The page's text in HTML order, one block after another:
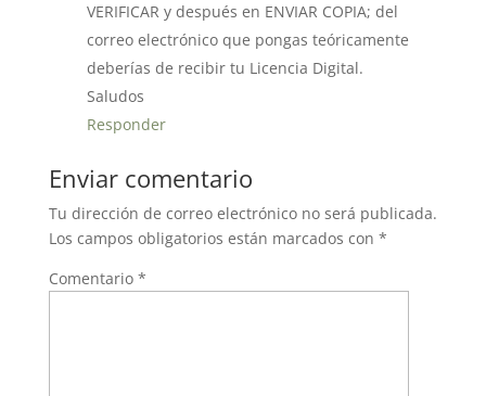
VERIFICAR y después en ENVIAR COPIA; del
correo electrónico que pongas teóricamente
deberías de recibir tu Licencia Digital.
Saludos
Responder
Enviar comentario
Tu dirección de correo electrónico no será publicada.
Los campos obligatorios están marcados con *
Comentario *